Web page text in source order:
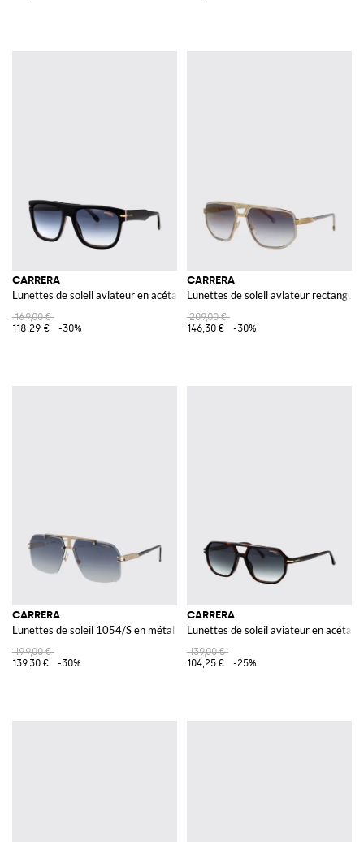
CARRERA
Lunettes de soleil aviateur en acétate noir au design rectangulaire
169,00 €
118,29 €
-30%
CARRERA
Lunettes de soleil aviateur
209,00 €
146,30 €
-30%
CARRERA
Lunettes de soleil 1054/S en métal et acétate
199,00 €
139,30 €
-30%
CARRERA
Lunettes de soleil aviateur en
139,00 €
104,25 €
-25%